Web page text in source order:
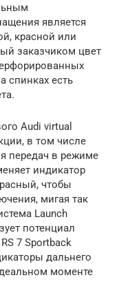
является
красной или
заказчиком цвет
спинках есть
Audi virtual
в том числе
передач в режиме
индикатор
чтобы
мигая так
Launch
потенциал
7 Sportback
дальнего
моменте